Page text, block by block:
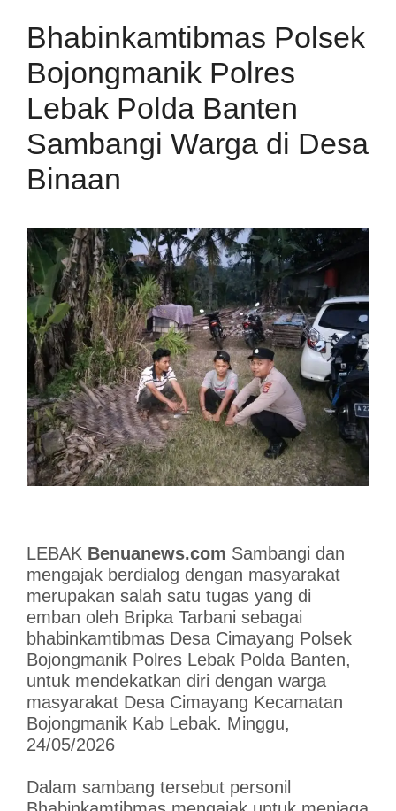
Bhabinkamtibmas Polsek
Bojongmanik Polres
Lebak Polda Banten
Sambangi Warga di Desa
Binaan
LEBAK Benuanews.com Sambangi dan
mengajak berdialog dengan masyarakat
merupakan salah satu tugas yang di
emban oleh Bripka Tarbani sebagai
bhabinkamtibmas Desa Cimayang Polsek
Bojongmanik Polres Lebak Polda Banten,
untuk mendekatkan diri dengan warga
masyarakat Desa Cimayang Kecamatan
Bojongmanik Kab Lebak. Minggu,
24/05/2026
Dalam sambang tersebut personil